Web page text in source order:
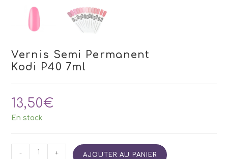
Vernis Semi Permanent
Kodi P40 7ml
13,50€
En stock
quantité
- + AJOUTER AU PANIER